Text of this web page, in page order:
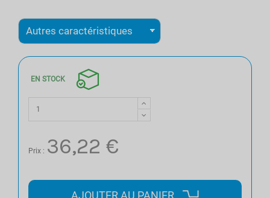
EN STOCK
Prix : 36,22 €
AJOUTER AU PANIER